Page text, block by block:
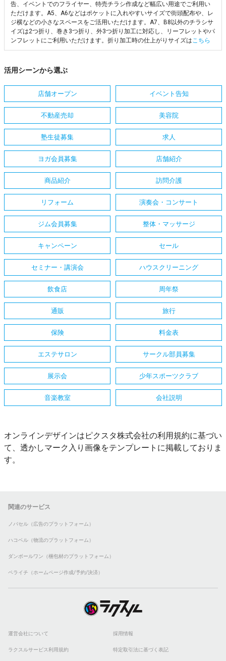
告、イベントでのフライヤー、特売チラシ作成など幅広い用途でご利用い
ただけます。A5、A6などはポケットに入れやすいサイズで街頭配布や、レ
ジ横などの小さなスペースをご活用いただけます。A7、B8以外のチラシサ
イズは2つ折り、巻き3つ折り、外3つ折り加工に対応し、リーフレットやパ
ンフレットにご利用いただけます。折り加工時の仕上がりサイズはこちら
活用シーンから選ぶ
店舗オープン イベント告知
不動産売却 美容院
塾生徒募集 求人
ヨガ会員募集 店舗紹介
商品紹介 訪問介護
リフォーム 演奏会・コンサート
ジム会員募集 整体・マッサージ
キャンペーン セール
セミナー・講演会 ハウスクリーニング
飲食店 周年祭
通販 旅行
保険 料金表
エステサロン サークル部員募集
展示会 少年スポーツクラブ
音楽教室 会社説明
オンラインデザインはピクスタ株式会社の利用規約に基づい
て、透かしマーク入り画像をテンプレートに掲載しておりま
す。
関連のサービス
ノバセル（広告のプラットフォーム）
ハコベル（物流のプラットフォーム）
ダンボールワン（梱包材のプラットフォーム）
ペライチ（ホームページ作成/予約/決済）
運営会社について 採用情報
ラクスルサービス利用規約 特定取引法に基づく表記